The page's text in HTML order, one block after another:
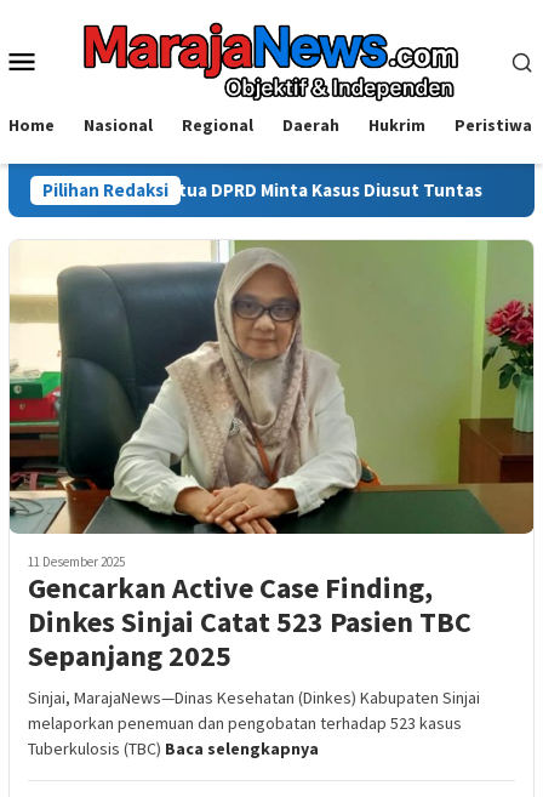
konten
Menu
Home Nasional Regional Daerah Hukrim Peristiwa
Pilihan Redaksi
Ketua DPRD Minta Kasus Diusut Tuntas Isyal
11 Desember 2025
Gencarkan Active Case Finding,
Dinkes Sinjai Catat 523 Pasien TBC
Sepanjang 2025
Sinjai, MarajaNews—Dinas Kesehatan (Dinkes) Kabupaten Sinjai
melaporkan penemuan dan pengobatan terhadap 523 kasus
Tuberkulosis (TBC) Baca selengkapnya